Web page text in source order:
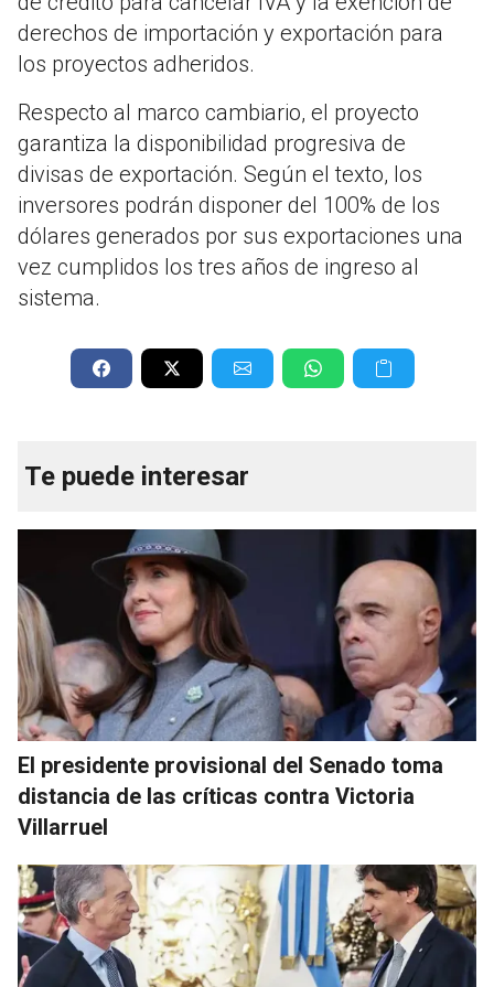
derechos de importación y exportación para
los proyectos adheridos.
Respecto al marco cambiario, el proyecto
garantiza la disponibilidad progresiva de
divisas de exportación. Según el texto, los
inversores podrán disponer del 100% de los
dólares generados por sus exportaciones una
vez cumplidos los tres años de ingreso al
sistema.
Te puede interesar
El presidente provisional del Senado toma
distancia de las críticas contra Victoria
Villarruel